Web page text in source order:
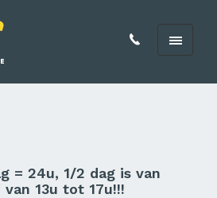
= 24u, 1/2 dag is van
13u tot 17u!!!